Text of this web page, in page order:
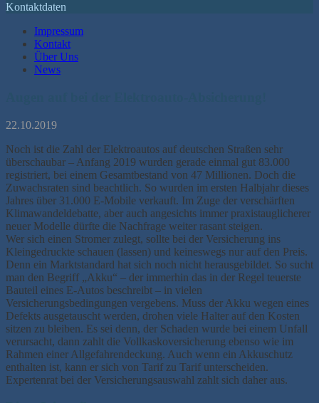
Kontaktdaten
Impressum
Kontakt
Über Uns
News
22.10.2019
Noch ist die Zahl der Elektroautos auf deutschen Straßen sehr
überschaubar – Anfang 2019 wurden gerade einmal gut 83.000
registriert, bei einem Gesamtbestand von 47 Millionen. Doch die
Zuwachsraten sind beachtlich. So wurden im ersten Halbjahr dieses
Jahres über 31.000 E-Mobile verkauft. Im Zuge der verschärften
Klimawandeldebatte, aber auch angesichts immer praxistauglicherer
neuer Modelle dürfte die Nachfrage weiter rasant steigen.
Wer sich einen Stromer zulegt, sollte bei der Versicherung ins
Kleingedruckte schauen (lassen) und keineswegs nur auf den Preis.
Denn ein Marktstandard hat sich noch nicht herausgebildet. So sucht
man den Begriff „Akku“ – der immerhin das in der Regel teuerste
Bauteil eines E-Autos beschreibt – in vielen
Versicherungsbedingungen vergebens. Muss der Akku wegen eines
Defekts ausgetauscht werden, drohen viele Halter auf den Kosten
sitzen zu bleiben. Es sei denn, der Schaden wurde bei einem Unfall
verursacht, dann zahlt die Vollkaskoversicherung ebenso wie im
Rahmen einer Allgefahrendeckung. Auch wenn ein Akkuschutz
enthalten ist, kann er sich von Tarif zu Tarif unterscheiden.
Expertenrat bei der Versicherungsauswahl zahlt sich daher aus.